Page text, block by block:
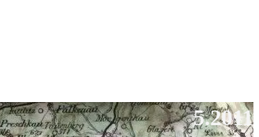
5.2011